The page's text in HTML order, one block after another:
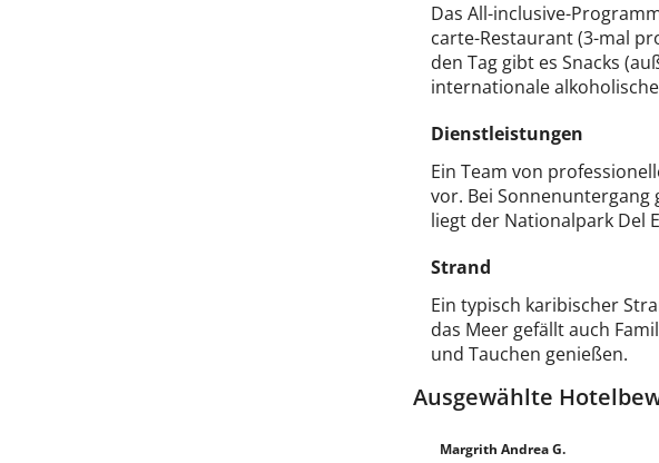
Das All-inclusive-
carte-Restaurant (3-mal
den Tag gibt es Snacks
internationale
Dienstleistungen
Ein Team von
vor. Bei
liegt der Nationalpark Del
Strand
Ein typisch karibischer
das Meer gefällt auch
und Tauchen genießen.
Ausgewählte
Margrith Andrea G.